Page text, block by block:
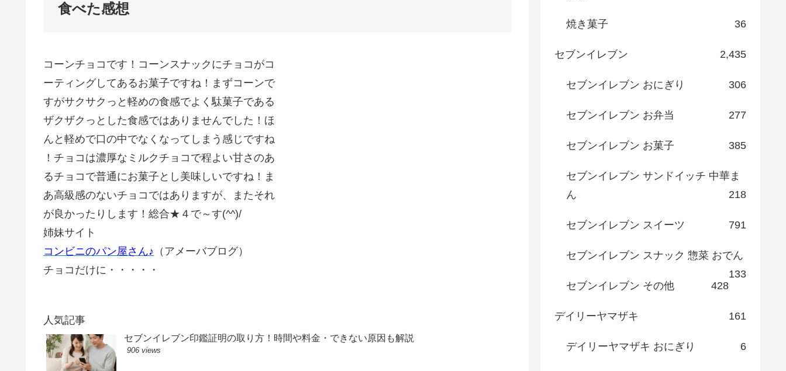
食べた感想
コーンチョコです！コーンスナックにチョコがコ
ーティングしてあるお菓子ですね！まずコーンで
すがサクサクっと軽めの食感でよく駄菓子である
ザクザクっとした食感ではありませんでした！ほ
んと軽めで口の中でなくなってしまう感じですね
！チョコは濃厚なミルクチョコで程よい甘さのあ
るチョコで普通にお菓子とし美味しいですね！ま
あ高級感のないチョコではありますが、またそれ
が良かったりします！総合★４で～す(^^)/
姉妹サイト
コンビニのパン屋さん♪ （アメーバブログ）
チョコだけに・・・・・
人気記事
セブンイレブン印鑑証明の取り方！時間や料金・できない原因も解説
906 views
焼き菓子 36
セブンイレブン 2,435
セブンイレブン おにぎり 306
セブンイレブン お弁当 277
セブンイレブン お菓子 385
セブンイレブン サンドイッチ 中華ま
ん
218
セブンイレブン スイーツ 791
セブンイレブン スナック 惣菜 おでん
133
セブンイレブン その他
428
デイリーヤマザキ 161
デイリーヤマザキ おにぎり 6